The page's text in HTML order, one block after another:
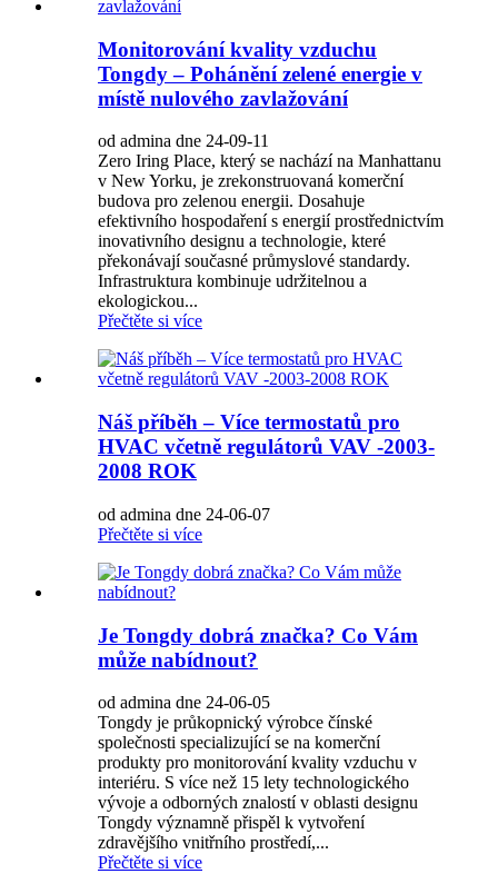
Monitorování kvality vzduchu
Tongdy – Pohánění zelené energie v
místě nulového zavlažování
od admina dne 24-09-11
Zero Iring Place, který se nachází na Manhattanu
v New Yorku, je zrekonstruovaná komerční
budova pro zelenou energii. Dosahuje
efektivního hospodaření s energií prostřednictvím
inovativního designu a technologie, které
překonávají současné průmyslové standardy.
Infrastruktura kombinuje udržitelnou a
ekologickou...
Přečtěte si více
Náš příběh – Více termostatů pro
HVAC včetně regulátorů VAV -2003-
2008 ROK
od admina dne 24-06-07
Přečtěte si více
Je Tongdy dobrá značka? Co Vám
může nabídnout?
od admina dne 24-06-05
Tongdy je průkopnický výrobce čínské
společnosti specializující se na komerční
produkty pro monitorování kvality vzduchu v
interiéru. S více než 15 lety technologického
vývoje a odborných znalostí v oblasti designu
Tongdy významně přispěl k vytvoření
zdravějšího vnitřního prostředí,...
Přečtěte si více